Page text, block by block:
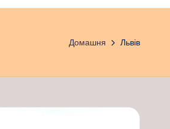
Домашня Львів